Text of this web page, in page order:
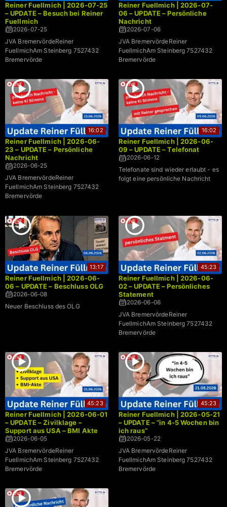
Reiner Fuellmich | 2026-07-25
– UPDATE – Besuch bei Reiner
Fuellmich
2026-07-25
JVA BremervördeReiner
FuellmichAm Steinberg 7527432
Bremervörde
Reiner Fuellmich | 2026-07-
06 – UPDATE – Persönliche
Nachricht
2026-07-06
JVA BremervördeReiner
FuellmichAm Steinberg 7527432
Bremervörde
16:02
Reiner Fuellmich | 2026-06-
23 – UPDATE – Persönliche
Nachricht
2026-06-25
JVA BremervördeReiner
FuellmichAm Steinberg 7527432
Bremervörde
16:02
Reiner Fuellmich | 2026-06-
09 – UPDATE – Telefonat
2026-06-12
Telefonate sind wieder erlaubt - es
folgt eine persönliche Nachricht
13:17
Reiner Fuellmich | 2026-06-
06 – UPDATE – Beschluss OLG
2026-06-08
Neuer Beschluss des OLG
45:23
Reiner Fuellmich | 2026-06-
02 – UPDATE – Persönliches
Statement
2026-06-06
JVA BremervördeReiner
FuellmichAm Steinberg 7527432
Bremervörde
45:23
Reiner Fuellmich | 2026-06-01
– UPDATE – Zivilklage –
Support aus USA – BMI Akte
2026-06-05
JVA BremervördeReiner
FuellmichAm Steinberg 7527432
Bremervörde
45:23
Reiner Fuellmich | 2026-05-21
– UPDATE – “in 4-5 Wochen bin
ich raus”
2026-05-22
JVA BremervördeReiner
FuellmichAm Steinberg 7527432
Bremervörde